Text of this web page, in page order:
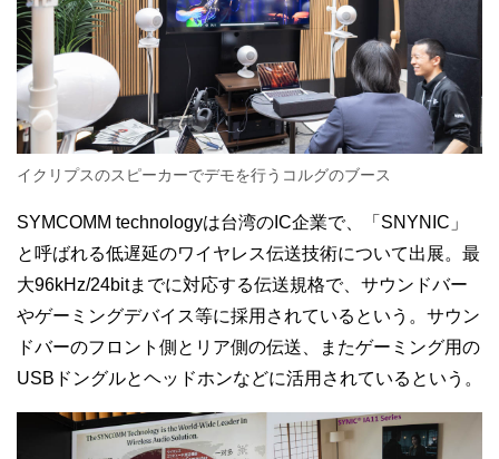
イクリプスのスピーカーでデモを行うコルグのブース
SYMCOMM technologyは台湾のIC企業で、「SNYNIC」
と呼ばれる低遅延のワイヤレス伝送技術について出展。最
大96kHz/24bitまでに対応する伝送規格で、サウンドバー
やゲーミングデバイス等に採用されているという。サウン
ドバーのフロント側とリア側の伝送、またゲーミング用の
USBドングルとヘッドホンなどに活用されているという。